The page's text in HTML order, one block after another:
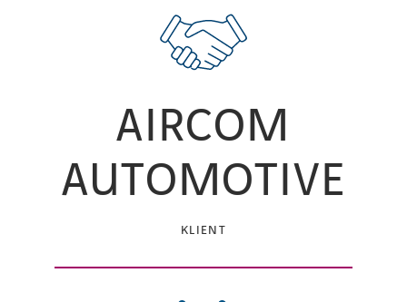
Centrum wiedzy
AIRCOM
AUTOMOTIVE
KLIENT